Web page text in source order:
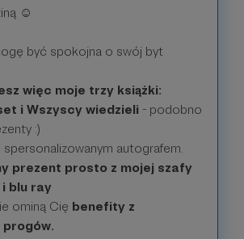
☺
być spokojna o swój byt
więc moje trzy książki:
i Wszyscy wiedzieli - podobno
:)
spersonalizowanym autografem.
prezent prosto z mojej szafy
i blu ray
ominą Cię benefity z